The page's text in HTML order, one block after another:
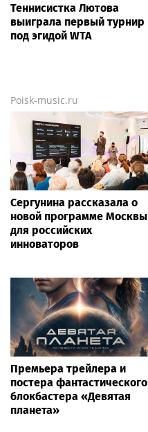
Теннисистка Лютова
выиграла первый турнир
под эгидой WTA
Poisk-music.ru
Сергунина рассказала о
новой программе Москвы
для российских
инноваторов
Премьера трейлера и
постера фантастического
блокбастера «Девятая
планета»